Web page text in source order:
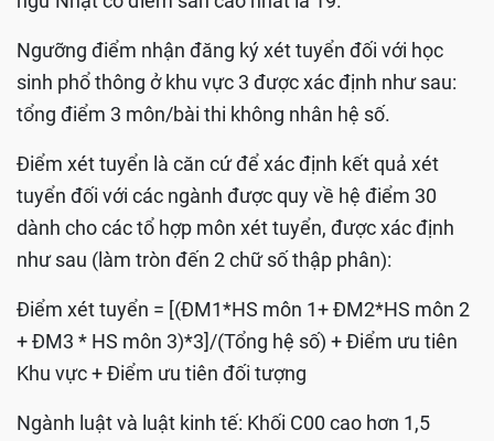
Ngưỡng điểm nhận đăng ký xét tuyển đối với học
sinh phổ thông ở khu vực 3 được xác định như sau:
tổng điểm 3 môn/bài thi không nhân hệ số.
Điểm xét tuyển là căn cứ để xác định kết quả xét
tuyển đối với các ngành được quy về hệ điểm 30
dành cho các tổ hợp môn xét tuyển, được xác định
như sau (làm tròn đến 2 chữ số thập phân):
Điểm xét tuyển = [(ĐM1*HS môn 1+ ĐM2*HS môn 2
+ ĐM3 * HS môn 3)*3]/(Tổng hệ số) + Điểm ưu tiên
Khu vực + Điểm ưu tiên đối tượng
Ngành luật và luật kinh tế: Khối C00 cao hơn 1,5